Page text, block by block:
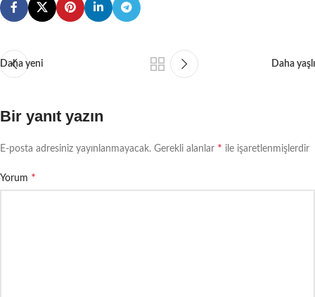
Daha yeni Daha yaşlı
Bir yanıt yazın
E-posta adresiniz yayınlanmayacak. Gerekli alanlar * ile işaretlenmişlerdir
Yorum *